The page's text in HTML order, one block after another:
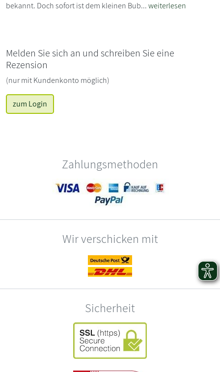
bekannt. Doch sofort ist dem kleinen Bub...weiterlesen
Melden Sie sich an und schreiben Sie eine
Rezension
(nur mit Kundenkonto möglich)
zum Login
Zahlungsmethoden
Wir verschicken mit
Sicherheit